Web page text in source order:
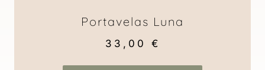
Portavelas Luna
33,00 €